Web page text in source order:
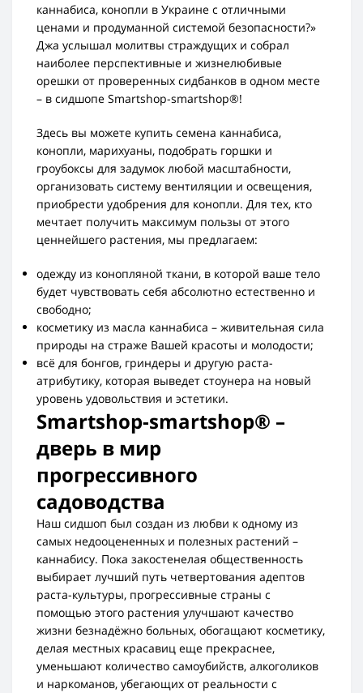
каннабиса, конопли в Украине с отличными
ценами и продуманной системой безопасности?»
Джа услышал молитвы страждущих и собрал
наиболее перспективные и жизнелюбивые
орешки от проверенных сидбанков в одном месте
– в сидшопе Smartshop-smartshop®!
Здесь вы можете купить семена каннабиса,
конопли, марихуаны, подобрать горшки и
гроубоксы для задумок любой масштабности,
организовать систему вентиляции и освещения,
приобрести удобрения для конопли. Для тех, кто
мечтает получить максимум пользы от этого
ценнейшего растения, мы предлагаем:
одежду из конопляной ткани, в которой ваше тело
будет чувствовать себя абсолютно естественно и
свободно;
косметику из масла каннабиса – живительная сила
природы на страже Вашей красоты и молодости;
всё для бонгов, гриндеры и другую раста-
атрибутику, которая выведет стоунера на новый
уровень удовольствия и эстетики.
Smartshop-smartshop® –
дверь в мир
прогрессивного
садоводства
Наш сидшоп был создан из любви к одному из
самых недооцененных и полезных растений –
каннабису. Пока закостенелая общественность
выбирает лучший путь четвертования адептов
раста-культуры, прогрессивные страны с
помощью этого растения улучшают качество
жизни безнадёжно больных, обогащают косметику,
делая местных красавиц еще прекраснее,
уменьшают количество самоубийств, алкоголиков
и наркоманов, убегающих от реальности с